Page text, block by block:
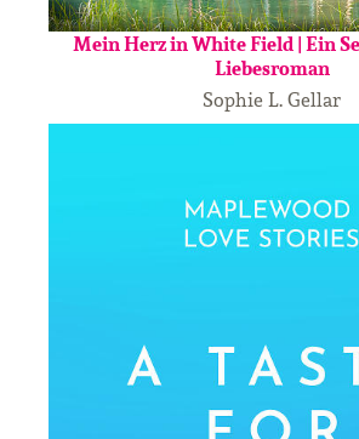
Mein Herz in White Field | Ein
Liebesroman
Sophie L. Gellar